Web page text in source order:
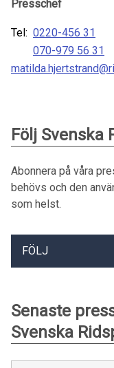
Presschef
Tel: 0220-456 31
070-979 56 31
Följ
Abonnera på våra
behövs och den
som helst.
FÖLJ
Senaste
Svenska